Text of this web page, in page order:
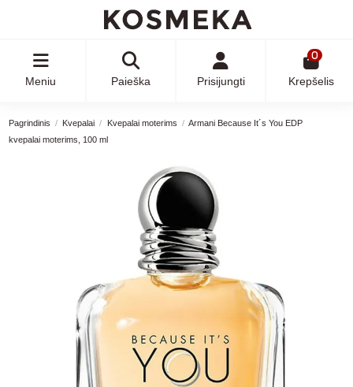
Meniu Paieška Prisijungti
0
Krepšelis
Pagrindinis Kvepalai Kvepalai moterims
Armani Because It´s You EDP
kvepalai moterims, 100 ml